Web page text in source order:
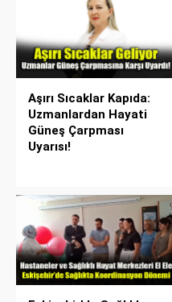
Aşırı Sıcaklar Kapıda:
Uzmanlardan Hayati
Güneş Çarpması
Uyarısı!